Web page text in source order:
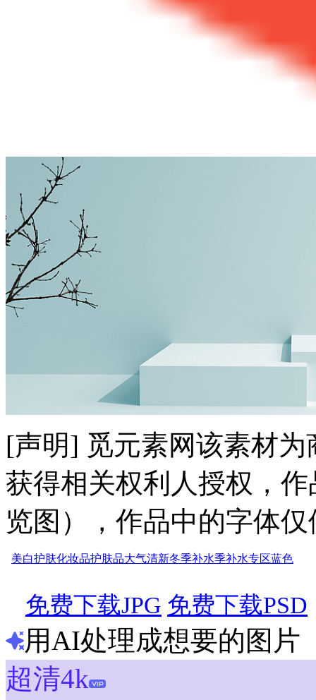
[声明] 觅元素网该素材
获得相关权利人授权，
览图），作品中的字体
美白护肤化妆品护肤品大气清新冬季补水季补水专区蓝色
免费下载JPG 免费下载PSD
用AI处理成想要的图片
超清4k